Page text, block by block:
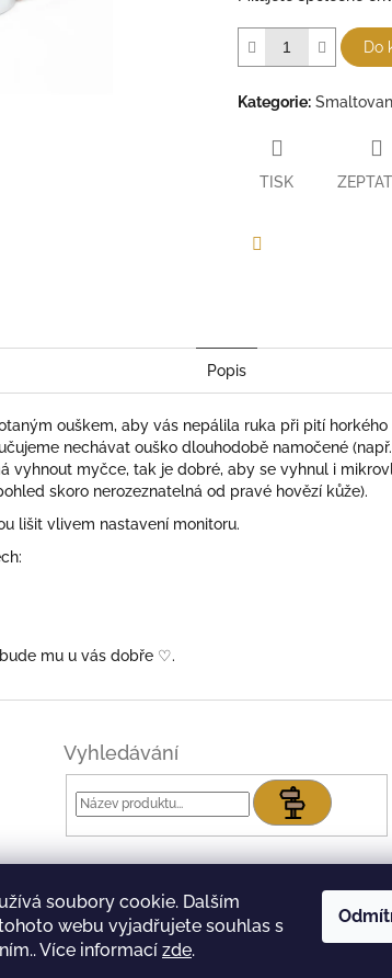
soubory cookie. Dalším
webu vyjadřujete souhlas s
Více informací zde.
Do
Kategorie:
TISK
Popis
ouškem, aby vás nepálila ruka při pití horkého
nechávat ouško dlouhodobě namočené
vyhnout myčce, tak je dobré, aby se vyhnul i
skoro nerozeznatelná od pravé hovězí kůže).
lišit vlivem nastavení monitoru.
mu u vás dobře ♡.
Vyhledávání
Hledat